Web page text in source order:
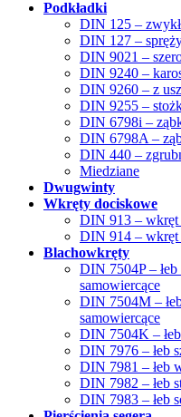
Podkładki
DIN 125 –
DIN 127 –
DIN 9021 –
DIN 9240 –
DIN 9260 – z
DIN 9255 –
DIN 6798i –
DIN 6798A –
DIN 440 –
Miedziane
Dwugwinty
Wkręty dociskowe
DIN 913 – wkręt
DIN 914 – wkręt
Blachowkręty
DIN 7504P –
samowiercące
DIN 7504M –
samowiercące
DIN 7504K –
DIN 7976 – łeb
DIN 7981 – łeb
DIN 7982 – łeb
DIN 7983 – łeb